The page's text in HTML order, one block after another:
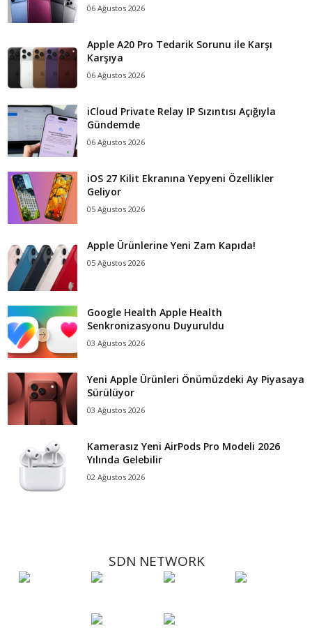
06 Ağustos 2026
Apple A20 Pro Tedarik Sorunu ile Karşı
Karşıya
06 Ağustos 2026
iCloud Private Relay IP Sızıntısı Açığıyla
Gündemde
06 Ağustos 2026
iOS 27 Kilit Ekranına Yepyeni Özellikler
Geliyor
05 Ağustos 2026
Apple Ürünlerine Yeni Zam Kapıda!
05 Ağustos 2026
Google Health Apple Health
Senkronizasyonu Duyuruldu
03 Ağustos 2026
Yeni Apple Ürünleri Önümüzdeki Ay Piyasaya
Sürülüyor
03 Ağustos 2026
Kamerasız Yeni AirPods Pro Modeli 2026
Yılında Gelebilir
02 Ağustos 2026
SDN NETWORK